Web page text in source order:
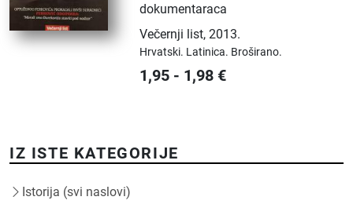
dokumentaraca
Večernji list,2013.
Hrvatski. Latinica. Broširano.
1,95 - 1,98 €
IZ ISTE KATEGORIJE
Istorija (svi naslovi)